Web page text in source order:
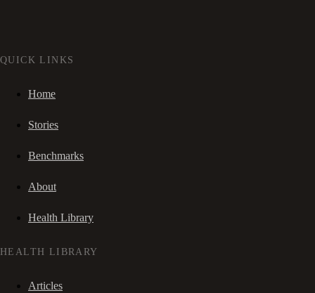
QUICK LINKS
Home
Stories
Benchmarks
About
Health Library
HEALTH LIBRARY
Articles